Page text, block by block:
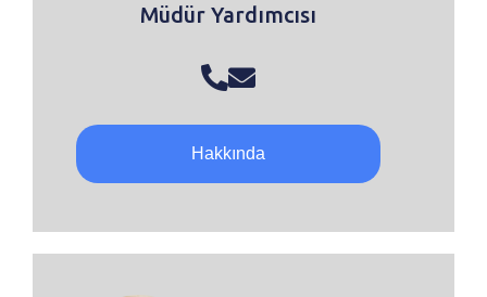
Müdür Yardımcısı
Hakkında